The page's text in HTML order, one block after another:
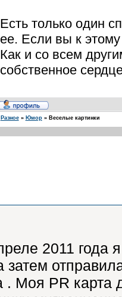
Есть только один
ее. Если вы к
Как и со всем
собственное
Разное » Юмор » Веселые картинки